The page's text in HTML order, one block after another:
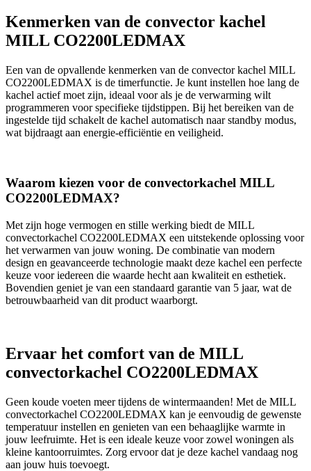
Kenmerken van de convector kachel
MILL CO2200LEDMAX
Een van de opvallende kenmerken van de convector kachel MILL
CO2200LEDMAX is de timerfunctie. Je kunt instellen hoe lang de
kachel actief moet zijn, ideaal voor als je de verwarming wilt
programmeren voor specifieke tijdstippen. Bij het bereiken van de
ingestelde tijd schakelt de kachel automatisch naar standby modus,
wat bijdraagt aan energie-efficiëntie en veiligheid.
Waarom kiezen voor de convectorkachel MILL
CO2200LEDMAX?
Met zijn hoge vermogen en stille werking biedt de MILL
convectorkachel CO2200LEDMAX een uitstekende oplossing voor
het verwarmen van jouw woning. De combinatie van modern
design en geavanceerde technologie maakt deze kachel een perfecte
keuze voor iedereen die waarde hecht aan kwaliteit en esthetiek.
Bovendien geniet je van een standaard garantie van 5 jaar, wat de
betrouwbaarheid van dit product waarborgt.
Ervaar het comfort van de MILL
convectorkachel CO2200LEDMAX
Geen koude voeten meer tijdens de wintermaanden! Met de MILL
convectorkachel CO2200LEDMAX kan je eenvoudig de gewenste
temperatuur instellen en genieten van een behaaglijke warmte in
jouw leefruimte. Het is een ideale keuze voor zowel woningen als
kleine kantoorruimtes. Zorg ervoor dat je deze kachel vandaag nog
aan jouw huis toevoegt.